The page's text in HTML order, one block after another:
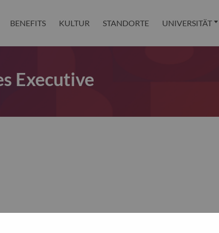
BENEFITS KULTUR STANDORTE UNIVERSITÄT
Executive